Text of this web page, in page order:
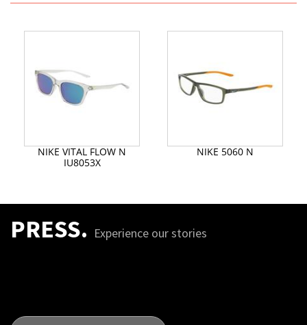
NIKE VITAL FLOW N
IU8053X
NIKE 5060 N
PRESS. Experience our stories